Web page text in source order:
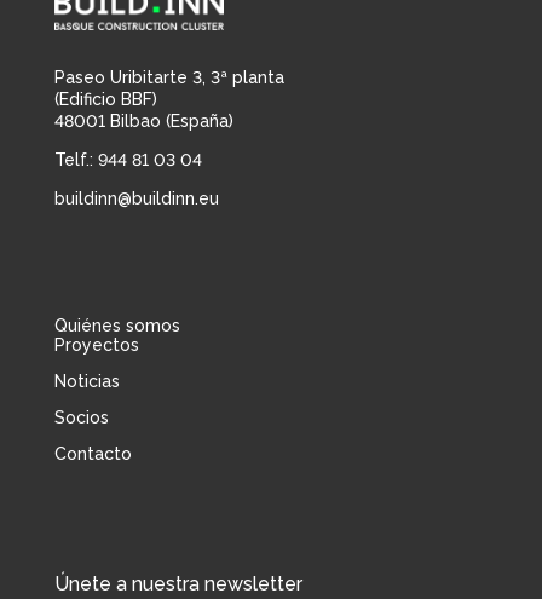
Paseo Uribitarte 3, 3ª planta
(Edificio BBF)
48001 Bilbao (España)
Telf.: 944 81 03 04
buildinn@buildinn.eu
Quiénes somos
Proyectos
Noticias
Socios
Contacto
Únete a nuestra newsletter